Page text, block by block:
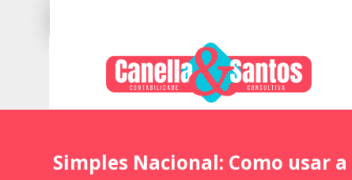
Simples Nacional: Como usar